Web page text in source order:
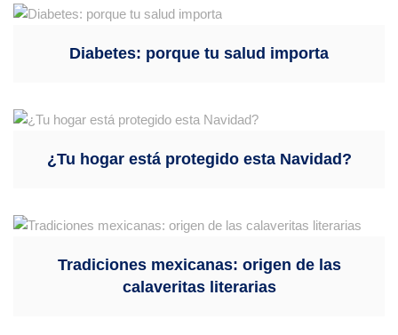
Diabetes: porque tu salud importa
¿Tu hogar está protegido esta Navidad?
Tradiciones mexicanas: origen de las
calaveritas literarias